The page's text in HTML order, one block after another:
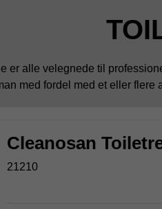
er alle velegnede til
med fordel med et eller flere
Cleanosan
21210